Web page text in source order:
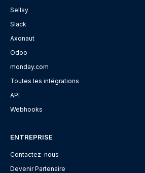
Sellsy
Slack
Axonaut
Odoo
monday.com
Toutes les intégrations
API
Webhooks
ENTREPRISE
Contactez-nous
Devenir Partenaire